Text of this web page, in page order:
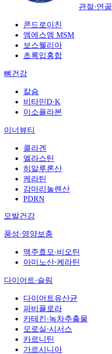
관절·연골
콘드로이친
엠에스엠 MSM
보스웰리아
초록입홍합
뼈건강
칼슘
비타민D·K
이소플라본
이너뷰티
콜라겐
엘라스틴
히알루론산
케라틴
감마리놀렌산
PDRN
모발건강
풍성·영양보충
맥주효모·비오틴
아미노산·케라틴
다이어트·슬림
다이어트유산균
파비플로라
카테킨·녹차추출물
모로실·시서스
카르니틴
가르시니아